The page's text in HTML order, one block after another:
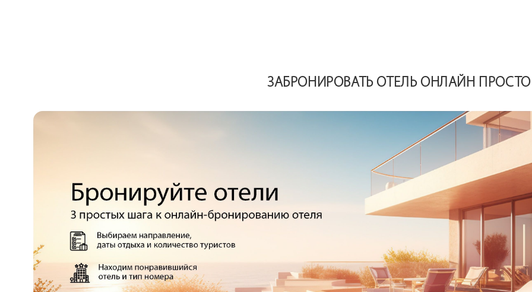
ЗАБРОНИРОВАТЬ ОТЕЛЬ ОНЛАЙН ПРОСТО